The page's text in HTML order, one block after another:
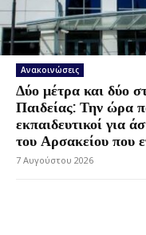
Ανακοινώσεις
Δύο μέτρα και δύο
Παιδείας: Την ώρα
εκπαιδευτικοί για
του Αρσακείου που
7 Αυγούστου 2026